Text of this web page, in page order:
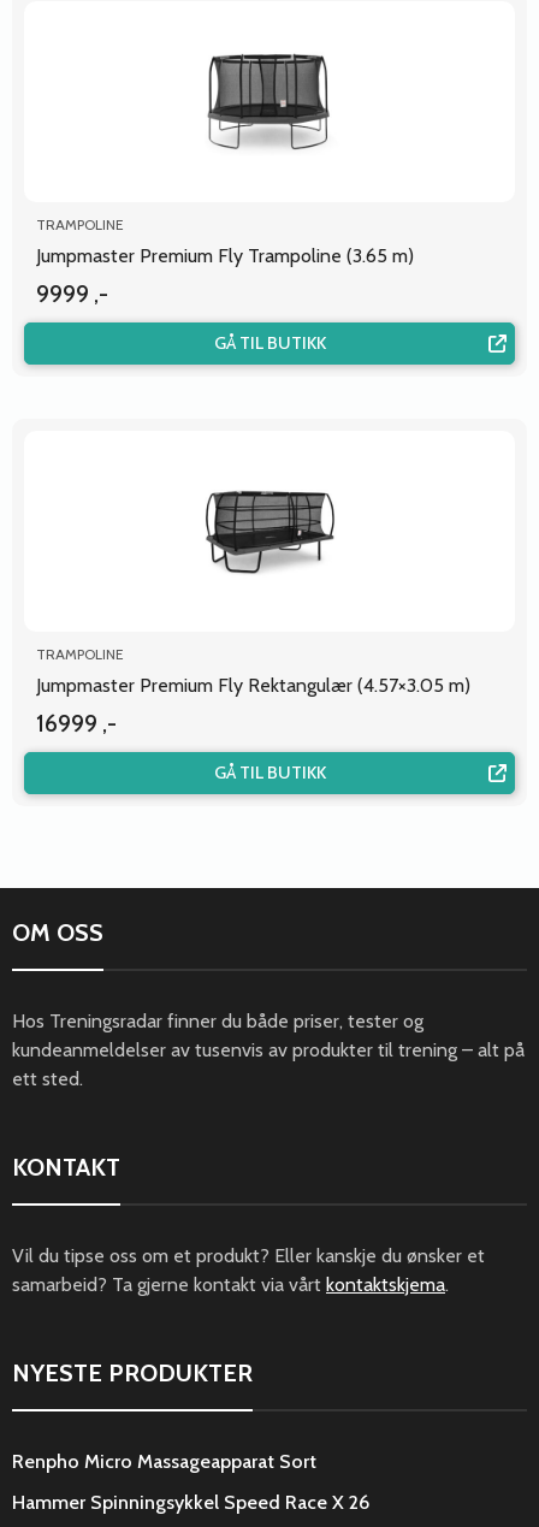
TRAMPOLINE
Jumpmaster Premium Fly Trampoline (3.65 m)
9999 ,-
GÅ TIL BUTIKK
TRAMPOLINE
Jumpmaster Premium Fly Rektangulær (4.57×3.05 m)
16999 ,-
GÅ TIL BUTIKK
navigation
OM OSS
Hos Treningsradar finner du både priser, tester og
kundeanmeldelser av tusenvis av produkter til trening – alt på
ett sted.
KONTAKT
Vil du tipse oss om et produkt? Eller kanskje du ønsker et
samarbeid? Ta gjerne kontakt via vårt kontaktskjema.
NYESTE PRODUKTER
Renpho Micro Massageapparat Sort
Hammer Spinningsykkel Speed Race X 26